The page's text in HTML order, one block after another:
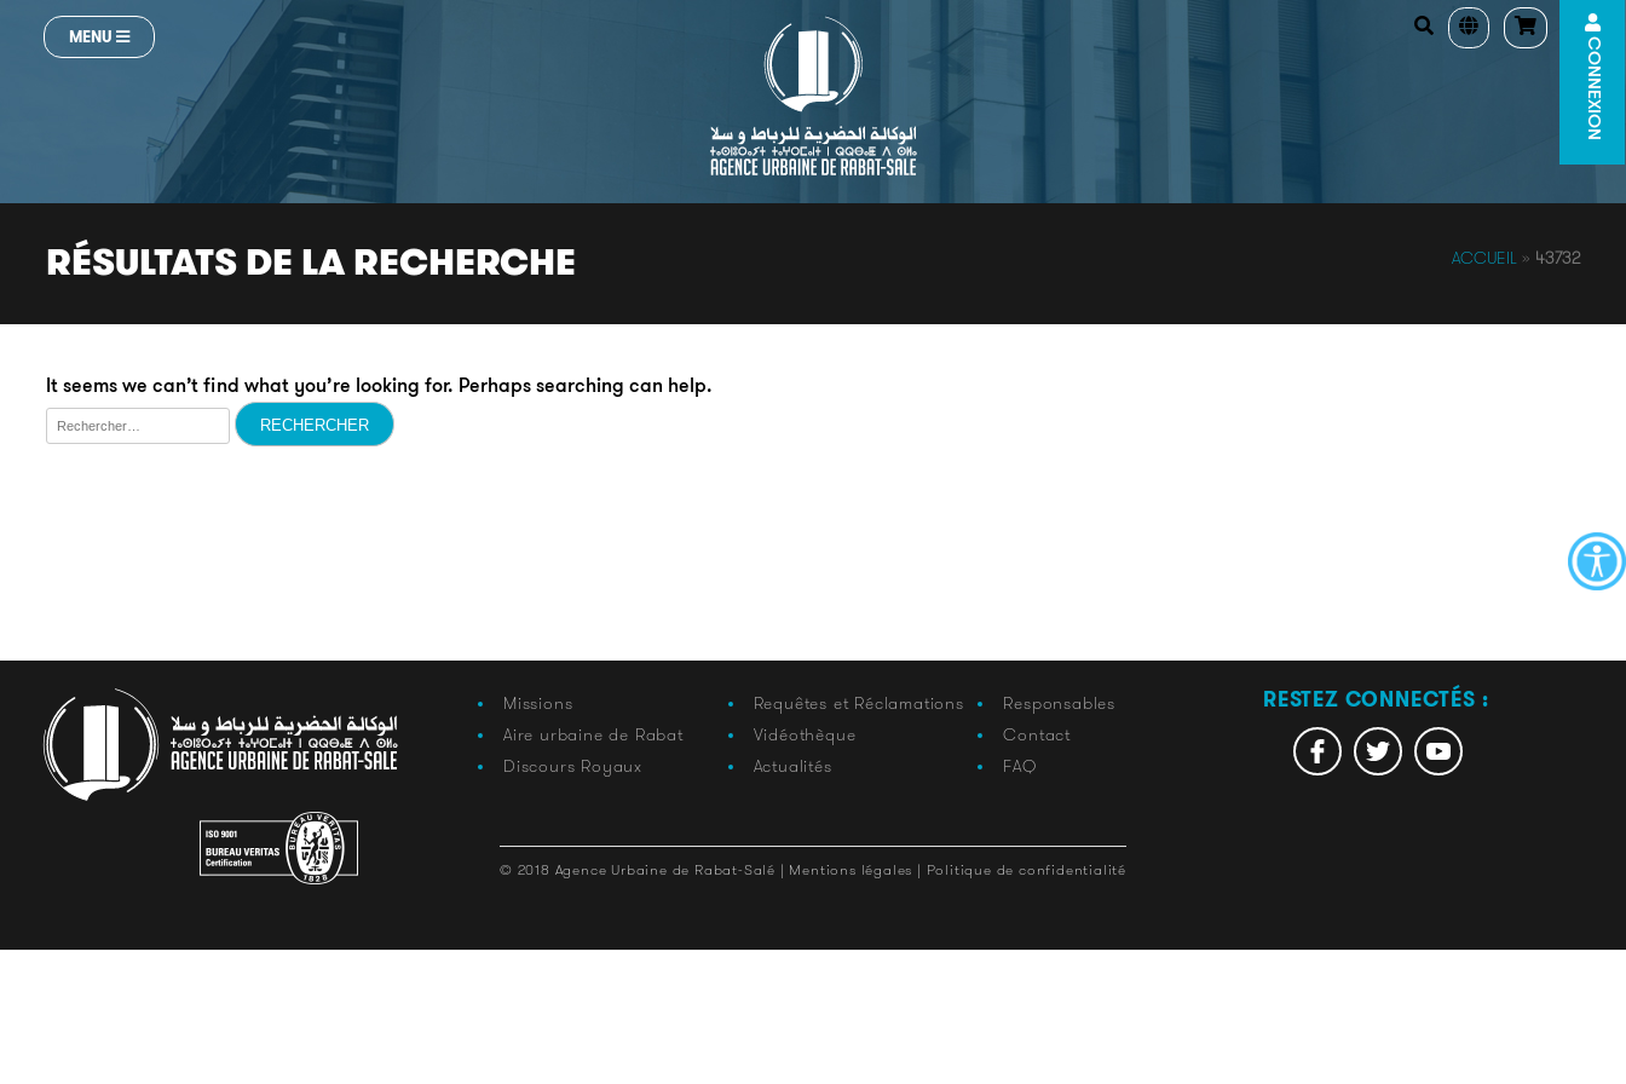
MENU CONNEXION
RÉSULTATS DE LA RECHERCHE ACCUEIL» 43732
It seems we can’t find what you’re looking for. Perhaps searching can help.
Rechercher :
Missions
Aire urbaine de Rabat
Discours Royaux
Requêtes et Réclamations
Vidéothèque
Actualités
Responsables
Contact
FAQ
RESTEZ CONNECTÉS :
© 2018 Agence Urbaine de Rabat-Salé | Mentions légales | Politique de confidentialité